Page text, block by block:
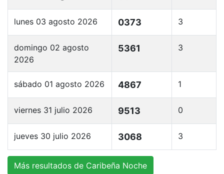
lunes 03 agosto 2026 0373 3
domingo 02 agosto
2026
5361 3
sábado 01 agosto 2026 4867 1
viernes 31 julio 2026 9513 0
jueves 30 julio 2026 3068 3
Más resultados de Caribeña Noche